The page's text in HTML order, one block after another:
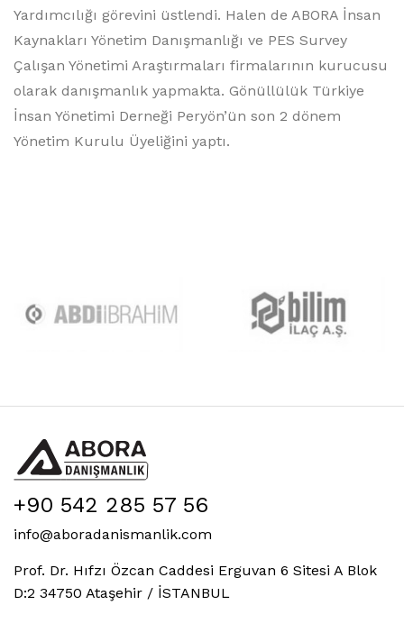
Yardımcılığı görevini üstlendi. Halen de ABORA İnsan
Kaynakları Yönetim Danışmanlığı ve PES Survey
Çalışan Yönetimi Araştırmaları firmalarının kurucusu
olarak danışmanlık yapmakta. Gönüllülük Türkiye
İnsan Yönetimi Derneği Peryön’ün son 2 dönem
Yönetim Kurulu Üyeliğini yaptı.
+90 542 285 57 56
info@aboradanismanlik.com
Prof. Dr. Hıfzı Özcan Caddesi Erguvan 6 Sitesi A Blok
D:2 34750 Ataşehir / İSTANBUL